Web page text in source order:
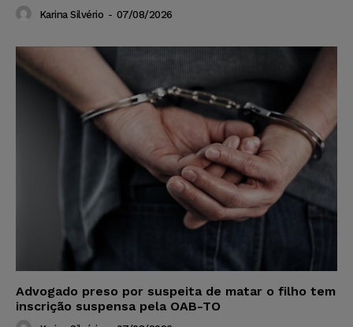
Karina Silvério - 07/08/2026
Advogado preso por suspeita de matar o filho tem
inscrição suspensa pela OAB-TO